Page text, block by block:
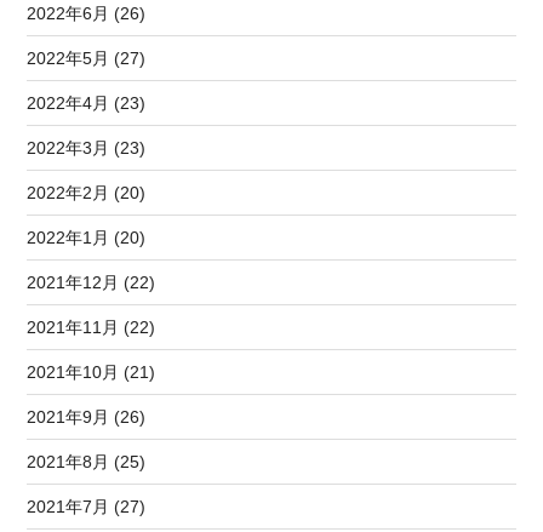
2022年6月 (26)
2022年5月 (27)
2022年4月 (23)
2022年3月 (23)
2022年2月 (20)
2022年1月 (20)
2021年12月 (22)
2021年11月 (22)
2021年10月 (21)
2021年9月 (26)
2021年8月 (25)
2021年7月 (27)